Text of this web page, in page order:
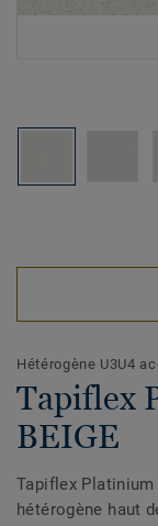
Hétérogène U3U4
Tapiflex
BEIGE
Tapiflex
hétérogène haut